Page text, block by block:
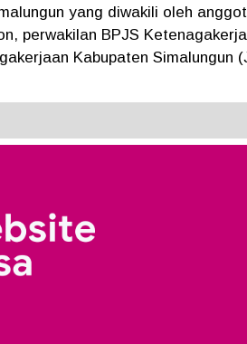
yang diwakili oleh
perwakilan BPJS
Kabupaten Simalungun